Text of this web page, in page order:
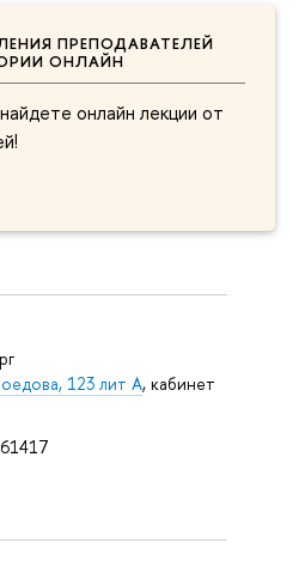
ПРЕПОДАВАТЕЛЕЙ
ОНЛАЙН
онлайн лекции от
123 лит А, кабинет